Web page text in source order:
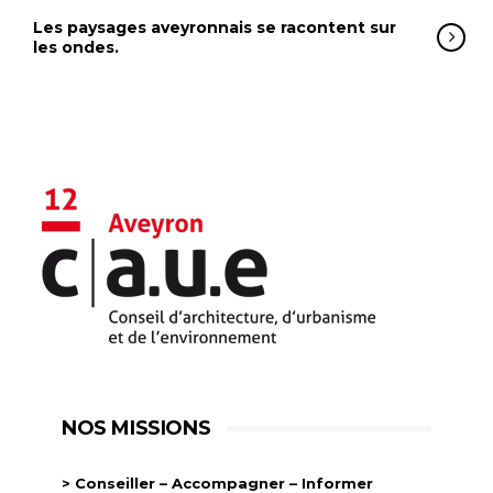
Les paysages aveyronnais se racontent sur
les ondes.
NOS MISSIONS
> Conseiller – Accompagner – Informer